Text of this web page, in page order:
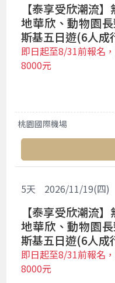
【泰享受欣潮流
地華欣、動物園
斯基五日遊(6人成
即日起至8/31前報名
8000元
桃園國際機場
2026/11/19(四)
5天
【泰享受欣潮流
地華欣、動物園
斯基五日遊(6人成
即日起至8/31前報名
8000元